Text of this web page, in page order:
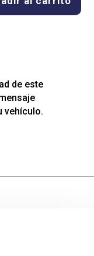
de este
vehículo.